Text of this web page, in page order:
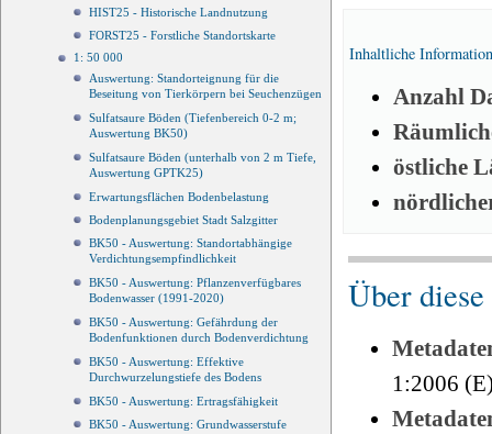
HIST25 - Historische Landnutzung
FORST25 - Forstliche Standortskarte
1: 50 000
Auswertung: Standorteignung für die
Beseitung von Tierkörpern bei Seuchenzügen
Sulfatsaure Böden (Tiefenbereich 0-2 m;
Auswertung BK50)
Sulfatsaure Böden (unterhalb von 2 m Tiefe,
Auswertung GPTK25)
Erwartungsflächen Bodenbelastung
Bodenplanungsgebiet Stadt Salzgitter
BK50 - Auswertung: Standortabhängige
Verdichtungsempfindlichkeit
BK50 - Auswertung: Pflanzenverfügbares
Bodenwasser (1991-2020)
BK50 - Auswertung: Gefährdung der
Bodenfunktionen durch Bodenverdichtung
BK50 - Auswertung: Effektive
Durchwurzelungstiefe des Bodens
BK50 - Auswertung: Ertragsfähigkeit
BK50 - Auswertung: Grundwasserstufe
Inhaltliche
Anzahl
östliche
Über
1:2006